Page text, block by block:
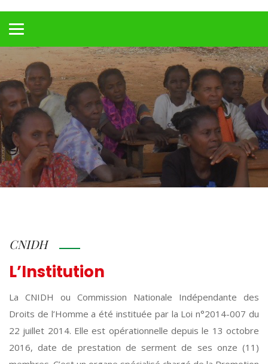
Toggle
CNIDH
L’Institution
La CNIDH ou Commission Nationale Indépendante des
Droits de l’Homme a été instituée par la Loi n°2014-007 du
22 juillet 2014. Elle est opérationnelle depuis le 13 octobre
2016, date de prestation de serment de ses onze (11)